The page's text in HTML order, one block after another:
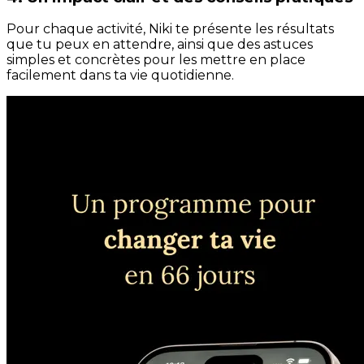
Pour chaque activité, Niki te présente les résultats
que tu peux en attendre, ainsi que des astuces
simples et concrètes pour les mettre en place
facilement dans ta vie quotidienne.